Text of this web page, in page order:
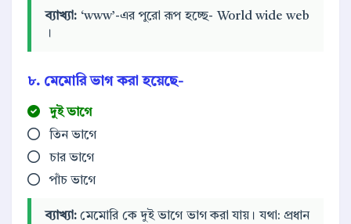
ব্যাখ্যা: ‘www’-এর পুরো রূপ হচ্ছে- World wide web
।
৮. মেমোরি ভাগ করা হয়েছে-
দুই ভাগে
তিন ভাগে
চার ভাগে
পাঁচ ভাগে
ব্যাখ্যা: মেমোরি কে দুই ভাগে ভাগ করা যায়। যথা: প্রধান